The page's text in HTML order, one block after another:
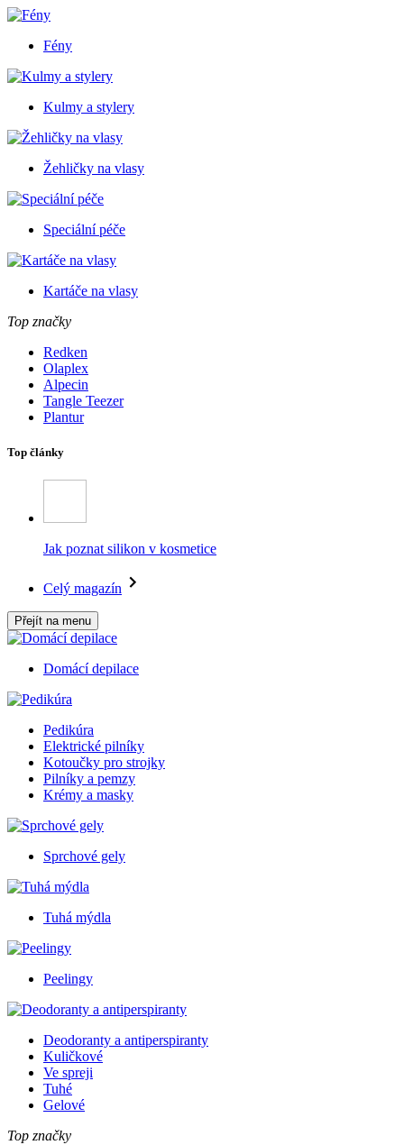
Fény
Kulmy a stylery
Žehličky na vlasy
Speciální péče
Kartáče na vlasy
Top značky
Redken
Olaplex
Alpecin
Tangle Teezer
Plantur
Top články
Jak poznat silikon v kosmetice
Celý magazín
Přejít na menu
Domácí depilace
Pedikúra
Elektrické pilníky
Kotoučky pro strojky
Pilníky a pemzy
Krémy a masky
Sprchové gely
Tuhá mýdla
Peelingy
Deodoranty a antiperspiranty
Kuličkové
Ve spreji
Tuhé
Gelové
Top značky